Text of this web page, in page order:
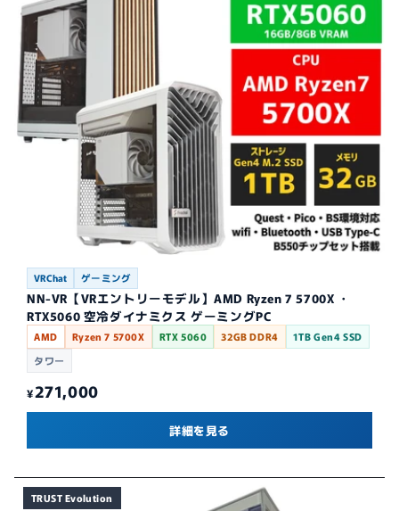
VRChat ゲーミング
NN-VR【VRエントリーモデル】AMD Ryzen 7 5700X ・
RTX5060 空冷ダイナミクス ゲーミングPC
AMD Ryzen 7 5700X RTX 5060 32GB DDR4
1TB Gen4 SSD
タワー
¥271,000
詳細を見る
TRUST Evolution